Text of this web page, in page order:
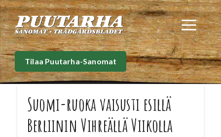
Siirry
sisältöön
Tilaa Puutarha-Sanomat
Suomi-ruoka vaisusti esillä
Berliinin Vihreällä Viikolla